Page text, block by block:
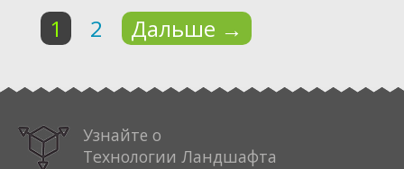
1
2 Дальше →
Узнайте о
Технологии Ландшафта